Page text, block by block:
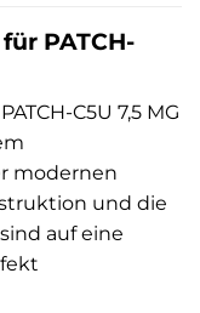
PATCH-
C5U 7,5 MG
modernen
und die
auf eine